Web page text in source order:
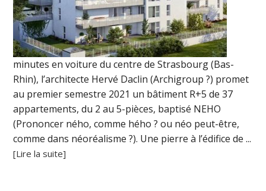
minutes en voiture du centre de Strasbourg (Bas-
Rhin), l’architecte Hervé Daclin (Archigroup ?) promet
au premier semestre 2021 un bâtiment R+5 de 37
appartements, du 2 au 5-pièces, baptisé NEHO
(Prononcer ného, comme hého ? ou néo peut-être,
comme dans néoréalisme ?). Une pierre à l’édifice de ...
[Lire la suite]